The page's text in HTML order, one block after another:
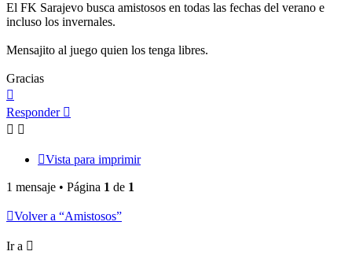
El FK Sarajevo busca amistosos en todas las fechas del verano e
incluso los invernales.
Mensajito al juego quien los tenga libres.
Gracias
Responder
Vista para imprimir
1 mensaje • Página 1 de 1
Volver a “Amistosos”
Ir a